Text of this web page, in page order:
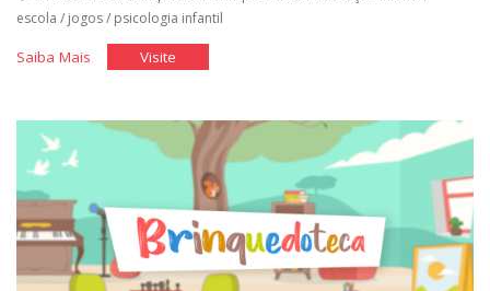
escola / jogos/ psicologia infantil
Saiba Mais"Brinquedoteca
dos
Professores"
Visite"Brinquedoteca
dos
Professores"